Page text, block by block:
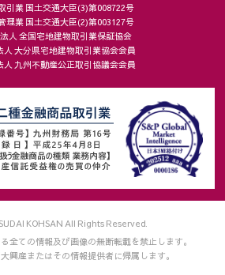
引業 国土交通大臣(3)第008722号
理業 国土交通大臣(2)第003127号
人 全国宅地建物取引業保証協会
人 大分県宅地建物取引業協会会員
人 九州不動産公正取引協議会会員
KOHSAN All Rights Reserved.
全ての情報及び画像の無断転載を禁止します。
興産またはその情報提供者に帰属します。